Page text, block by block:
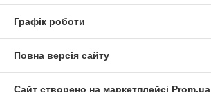
Графік роботи
Повна версія сайту
Сайт створено на маркетплейсі Prom.ua